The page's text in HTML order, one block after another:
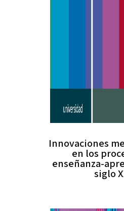
Innovaciones
en los
enseñanza-
siglo